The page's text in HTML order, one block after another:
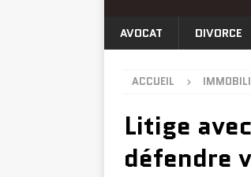
AVOCAT DIVORCE
ACCUEIL
Litige
défendre